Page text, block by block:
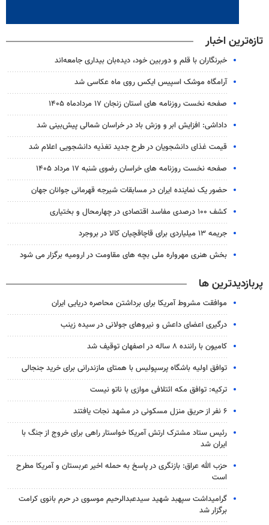
تازه‌ترین اخبار
خبرنگاران با قلم و دوربین خود، دیده‌بان بیداری جامعه‌اند
آرامگاه موشک اسپیس ایکس روی ماه عکاسی شد
صفحه نخست روزنامه های استان زنجان ۱۷ مردادماه ۱۴۰۵
داداشی: افزایش ابر و وزش باد در خراسان شمالی پیش‌بینی شد
قیمت غذای دانشجویان در طرح جدید تغذیه دانشجویی اعلام شد
صفحه نخست روزنامه های خراسان رضوی شنبه ۱۷ مرداد ۱۴۰۵
حضور یک نماینده ایران در مسابقات شیرجه قهرمانی جوانان جهان
کشف ۱۰۰ درصدی مفاسد اقتصادی در چهارمحال و بختیاری
جریمه ۱۳ میلیاردی برای قاچاقچیان کالا در بروجرد
بخش هنری مهرواره ملی بچه های مقاومت در ارومیه برگزار می شود
پربازدیدترین ها
موافقت مشروط آمریکا برای برداشتن محاصره دریایی ایران
درگیری اعضای داعش و نیروهای جولانی در سیده زینب
کامیون با راننده ۸ ساله در اصفهان توقیف شد
توافق اولیه باشگاه پرسپولیس با همتای مازندرانی برای خرید جنجالی
ترکیه: توافق مکه ائتلافی موازی با ناتو نیست
۶ نفر از حریق منزل مسکونی در مشهد نجات یافتند
رئیس ستاد مشترک ارتش آمریکا خواستار راهی برای خروج از جنگ با
ایران شد
حزب الله عراق: بازنگری در پاسخ به حمله اخیر عربستان و آمریکا مطرح
است
گرامیداشت سپهبد شهید سیدعبدالرحیم موسوی در حرم بانوی کرامت
برگزار شد